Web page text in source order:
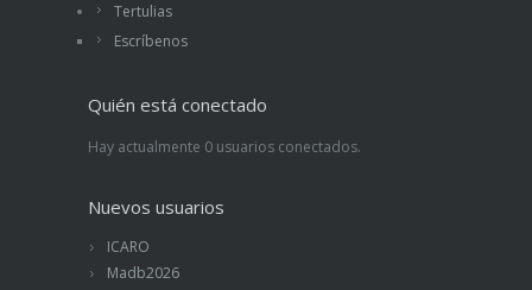
Tertulias
Escríbenos
Quién está conectado
Hay actualmente 0 usuarios conectados.
Nuevos usuarios
ICARO
Madb2026